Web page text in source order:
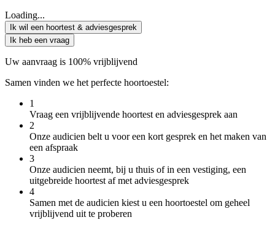
Loading...
Ik wil een hoortest & adviesgesprek
Ik heb een vraag
Uw aanvraag is 100% vrijblijvend
Samen vinden we het perfecte hoortoestel:
1
Vraag een vrijblijvende hoortest en adviesgesprek aan
2
Onze audicien belt u voor een kort gesprek en het maken van
een afspraak
3
Onze audicien neemt, bij u thuis of in een vestiging, een
uitgebreide hoortest af met adviesgesprek
4
Samen met de audicien kiest u een hoortoestel om geheel
vrijblijvend uit te proberen